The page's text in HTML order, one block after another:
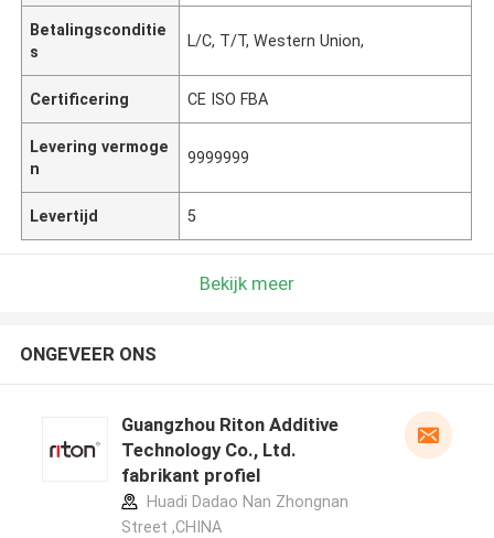
Betalingsconditie
s
L/C, T/T, Western Union,
Certificering CE ISO FBA
Levering vermoge
n
9999999
Levertijd 5
Bekijk meer
ONGEVEER ONS
Guangzhou Riton Additive
Technology Co., Ltd.
fabrikant profiel
Huadi Dadao Nan Zhongnan
Street ,CHINA